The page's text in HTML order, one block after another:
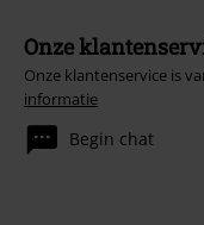
Onze
Onze klantenservice is
informatie
Begin chat